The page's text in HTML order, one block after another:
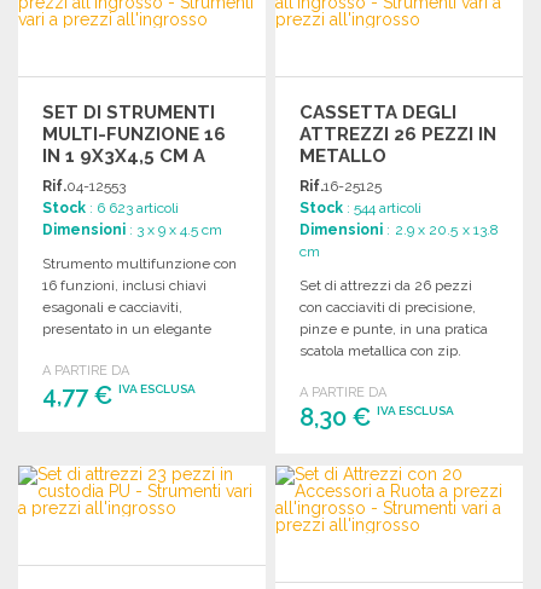
SET DI STRUMENTI
MULTI-FUNZIONE 16
IN 1 9X3X4,5 CM A
PREZZI
ALL'INGROSSO
Rif.04-12553
Stock : 6 623 articoli
Dimensioni : 3 x 9 x 4.5 cm
Strumento multifunzione con
16 funzioni, inclusi chiavi
esagonali e cacciaviti,
presentato in un elegante
9 x 3 x 4,5 cm.
A PARTIRE DA
4,77 € IVA ESCLUSA
Richiedi un preventivo
CASSETTA DEGLI
ATTREZZI 26 PEZZI IN
METALLO
Rif.16-25125
Stock : 544 articoli
Dimensioni : 2.9 x 20.5 x 13.8
cm
Set di attrezzi da 26 pezzi
con cacciaviti di precisione,
pinze e punte, in una pratica
scatola metallica con zip.
A PARTIRE DA
8,30 €IVA ESCLUSA
ORDINARE
Richiedi un preventivo